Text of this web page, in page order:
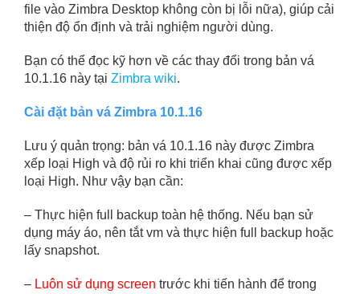
file vào Zimbra Desktop không còn bị lỗi nữa), giúp cải
thiện độ ổn định và trải nghiệm người dùng.
Bạn có thể đọc kỹ hơn về các thay đổi trong bản vá
10.1.16 này tại Zimbra wiki.
Cài đặt bản vá Zimbra 10.1.16
Lưu ý quản trọng: bản vá 10.1.16 này được Zimbra
xếp loại High và độ rủi ro khi triển khai cũng được xếp
loại High. Như vậy bạn cần:
– Thực hiện full backup toàn hệ thống. Nếu bạn sử
dụng máy áo, nên tắt vm và thực hiện full backup hoặc
lấy snapshot.
– Luôn sử dụng screen trước khi tiến hành để trong